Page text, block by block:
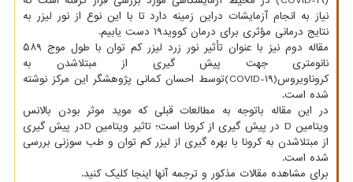
نیاز به انجام آزمایشات دراین زمینه دارد تا با این نوع از نور لیزر به
نتایج درمانی مؤثری برای درمان کووید۱۹ دست یابیم.
مقاله دوم نیز با عنوان تأثیر نور زرد لیزر کم توان با طول موج ۵۸۹
نانومتری جهت پیش گیری از مبتلاشدن به
کروناویروس(COVID-۱۹)توسط احسان کمانی پژوهشگر این مرکز نوشته
شده است.
در این مقاله باتوجه به مطالعات قبلی که موید موثر بودن بالانس
ویتامین D در پیش گیری از کرونا است؛ تاثیر ویتامین Dدر پیش گیری
از مبتلاشدن به کرونا با بهره گیری از لیزر کم توان و طب سوزنی بررسی
شده است.
برای مشاهده مقالات مذکور و ترجمه آنها اینجا کلیک کنید.